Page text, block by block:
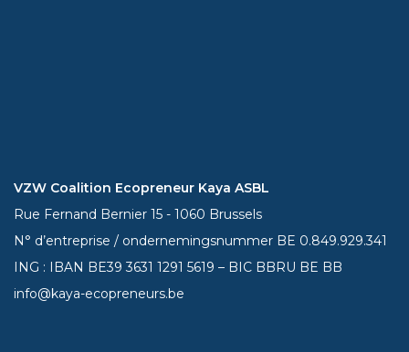
VZW Coalition Ecopreneur Kaya ASBL
Rue Fernand Bernier 15 - 1060 Brussels
N° d’entreprise / ondernemingsnummer BE 0.849.929.341
ING : IBAN BE393631 1291 5619 – BIC BBRU BE BB
info@kaya-ecopreneurs.be